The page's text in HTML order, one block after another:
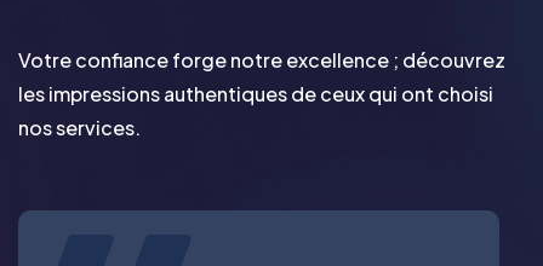
Votre confiance forge notre excellence ; découvrez
les impressions authentiques de ceux qui ont choisi
nos services.